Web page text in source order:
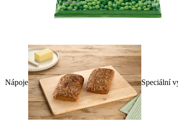
Nápoje Speciální